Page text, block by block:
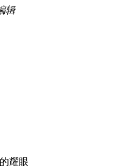
辑
耀眼